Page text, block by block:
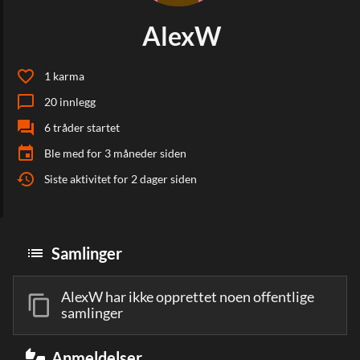
AlexW
favorite_border 1 karma
chat_bubble_outline 20 innlegg
forum 6tråder startet
event Ble med for 3 måneder siden
history Siste aktivitetfor 2 dager siden
list Samlinger
content_copy
AlexW har ikke opprettet noen offentlige
samlinger